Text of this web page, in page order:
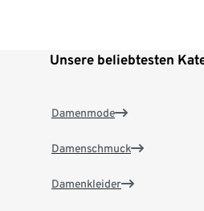
Unsere beliebtesten
Damenmode
Damenschmuck
Damenkleider